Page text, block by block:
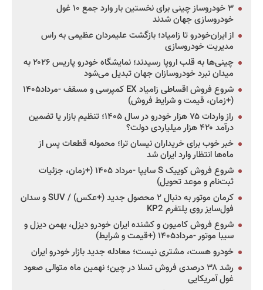
۳ خودروساز چینی برای نخستین بار وارد جمع ۱۰ غول
خودروسازی جهان شدند
از ایران‌خودرو تا زامیاد؛ بازگشت علیمردان عظیمی به راس
مدیریت خودروسازی
چینی‌ها به قلب اروپا رسیدند؛ نمایشگاه خودرو پاریس ۲۰۲۶ به
میدان نبرد خودروسازان جهان تبدیل می‌شود
شروع فروش اقساطی زامیاد EX کمپرسی و مسقف -مرداد۱۴۰۵
(+زمان، قیمت و شرایط فروش)
راز واردات ۷۵ هزار خودرو در سال ۱۴۰۵؛ تنظیم بازار یا تضمین
درآمد ۴۲۰ هزار میلیاردی دولت؟
خبر خوب برای خریداران نیسان ترا؛ محموله قطعات پس از
ماه‌ها انتظار وارد ایران شد
شروع فروش کوییک S سایپا -مرداد ۱۴۰۵ (+زمان، جزئیات
ثبت‌نام و موعد تحویل)
کرمان موتور به دنبال ۲ محصول جدید (+عکس) / SUV و سدان
فول‌سایز روی پلتفرم KP2
شروع فروش کامیون و کشنده ایران خودرو دیزل، بهمن دیزل و
سیبا موتور -مرداد۱۴۰۵ (+قیمت و شرایط)
خودرو هست، مشتری نیست؛ معادله جدید بازار خودرو ایران
رشد ۳۸ درصدی فروش تسلا در چین؛ نهمین ماه متوالی صعود
غول آمریکایی